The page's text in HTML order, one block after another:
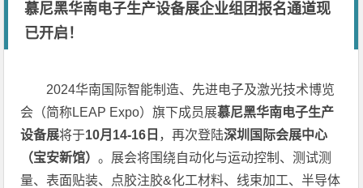
慕尼黑华南电子生产设备展企业组团报名通道现
已开启！
2024华南国际智能制造、先进电子及激光技术博览
会（简称LEAP Expo）旗下成员展慕尼黑华南电子生产
设备展将于10月14-16日 ，再次登陆深圳国际会展中心
（宝安新馆）。展会将围绕自动化与运动控制、测试测
量、表面贴装、点胶注胶&化工材料、线束加工、半导体